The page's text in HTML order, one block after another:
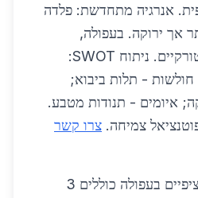
אנרגיה מתחדשת: פלדה
יקרה יותר אך ירוקה. בעפולה,
שותפויות עם ספקים טורקיים. ניתוח SWOT:
- תלות ביבוא;
איומים - תנודות מטבע.
צרו קשר
הרחבה: פרויקטים ספציפיים בעפולה כוללים 3